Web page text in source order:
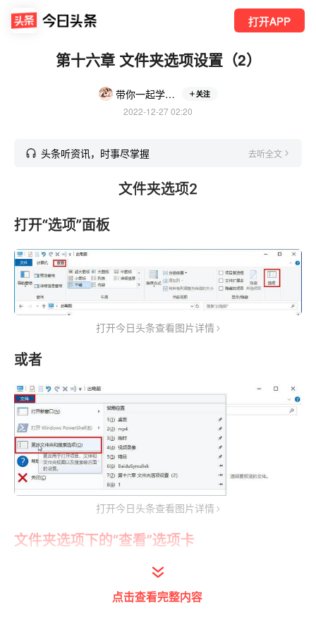
打开APP
第十六章 文件夹选项设置（2）
带你一起学电脑 关注
2022-12-27 02:20
头条听资讯，时事尽掌握 去听全文
文件夹选项2
打开“选项”面板
打开今日头条查看图片详情
或者
打开今日头条查看图片详情
文件夹选项下的“查看”选项卡
点击查看完整内容